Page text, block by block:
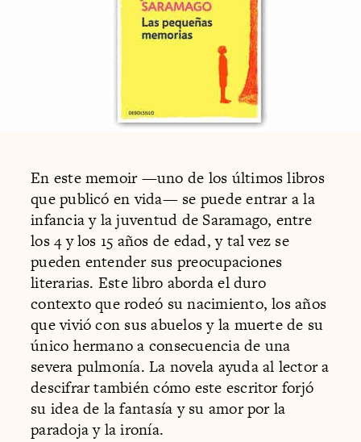
En este memoir —uno de los últimos libros
que publicó en vida— se puede entrar a la
infancia y la juventud de Saramago, entre
los 4 y los 15 años de edad, y tal vez se
pueden entender sus preocupaciones
literarias. Este libro aborda el duro
contexto que rodeó su nacimiento, los años
que vivió con sus abuelos y la muerte de su
único hermano a consecuencia de una
severa pulmonía. La novela ayuda al lector a
descifrar también cómo este escritor forjó
su idea de la fantasía y su amor por la
paradoja y la ironía.